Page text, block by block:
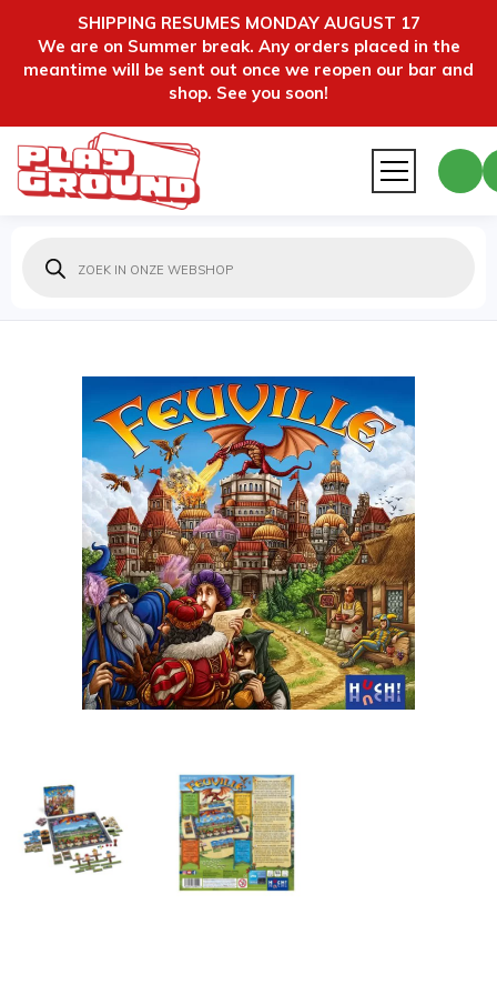
SHIPPING RESUMES MONDAY AUGUST 17
We are on Summer break. Any orders placed in the
meantime will be sent out once we reopen our bar and
shop. See you soon!
zoeken